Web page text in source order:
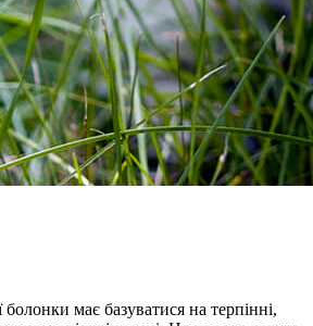
болонки має базуватися на терпінні,